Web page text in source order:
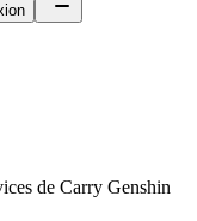
de Carry Genshin